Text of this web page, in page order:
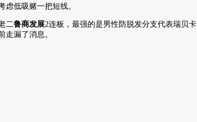
虑低吸赌一把短线。
二鲁商发展2连板，最强的是男性防脱发分支代表瑞贝
走漏了消息。